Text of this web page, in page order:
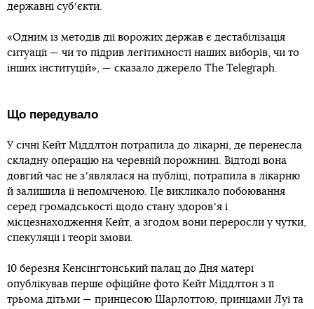
державні субʼєкти.
«Одним із методів дії ворожих держав є дестабілізація
ситуації — чи то підрив легітимності наших виборів, чи то
інших інституцій», — сказало джерело The Telegraph.
Що передувало
У січні Кейт Міддлтон потрапила до лікарні, де перенесла
складну операцію на черевній порожнині. Відтоді вона
довгий час не зʼявлялася на публіці, потрапила в лікарню
й залишила її непоміченою. Це викликало побоювання
серед громадськості щодо стану здоровʼя і
місцезнаходження Кейт, а згодом вони переросли у чутки,
спекуляції і теорії змови.
10 березня Кенсінгтонський палац до Дня матері
опублікував перше офіційне фото Кейт Міддлтон з її
трьома дітьми — принцесою Шарлоттою, принцами Луї та